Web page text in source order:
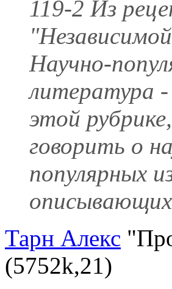
119-2 Из
Научно-
литература -
этой
говорить о
популярных
описывающих
Тарн Алекс
(5752k,21)